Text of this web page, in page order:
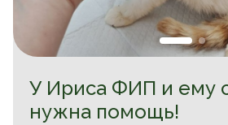
У Ириса ФИП и ему
нужна помощь!